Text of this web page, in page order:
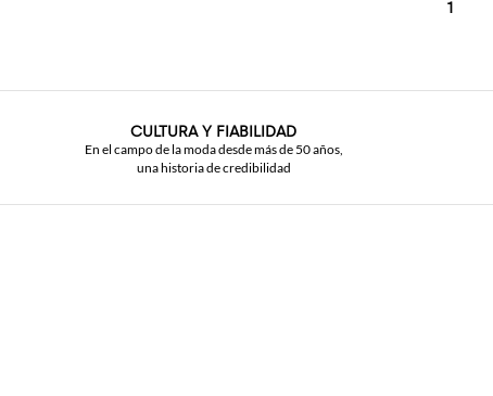
1
CULTURA Y FIABILIDAD
En el campo de la moda desde más de 50 años,
una historia de credibilidad